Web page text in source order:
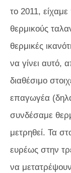
το 2011,
θερμικούς
θερμικές
να γίνει αυτό,
διαθέσιμο
επαγωγέα
συνδέσαμε
μετρηθεί. Τα
ευρέως στην
να